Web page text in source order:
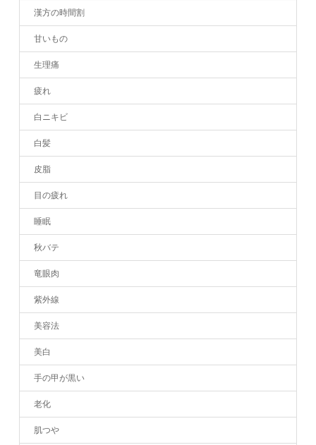
漢方の時間割
甘いもの
生理痛
疲れ
白ニキビ
白髪
皮脂
目の疲れ
睡眠
秋バテ
竜眼肉
紫外線
美容法
美白
手の甲が黒い
老化
肌つや